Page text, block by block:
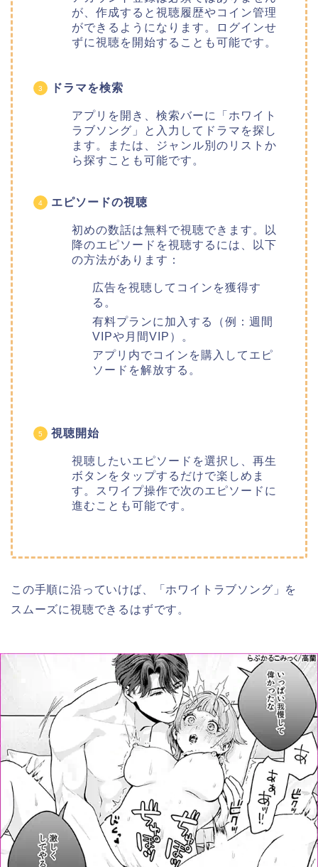
が、作成すると視聴履歴やコイン管理
ができるようになります。ログインせ
ずに視聴を開始することも可能です。
ドラマを検索
アプリを開き、検索バーに「ホワイト
ラブソング」と入力してドラマを探し
ます。または、ジャンル別のリストか
ら探すことも可能です。
エピソードの視聴
初めの数話は無料で視聴できます。以
降のエピソードを視聴するには、以下
の方法があります：
広告を視聴してコインを獲得す
る。
有料プランに加入する（例：週間
VIPや月間VIP）。
アプリ内でコインを購入してエピ
ソードを解放する。
視聴開始
視聴したいエピソードを選択し、再生
ボタンをタップするだけで楽しめま
す。スワイプ操作で次のエピソードに
進むことも可能です。
この手順に沿っていけば、「ホワイトラブソング」を
スムーズに視聴できるはずです。